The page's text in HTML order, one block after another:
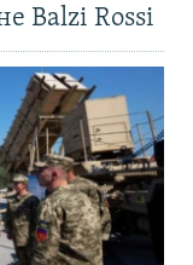
Balzi Rossi